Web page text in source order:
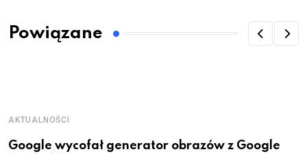
Powiązane
AKTUALNOŚCI
Google wycofał generator obrazów z Google